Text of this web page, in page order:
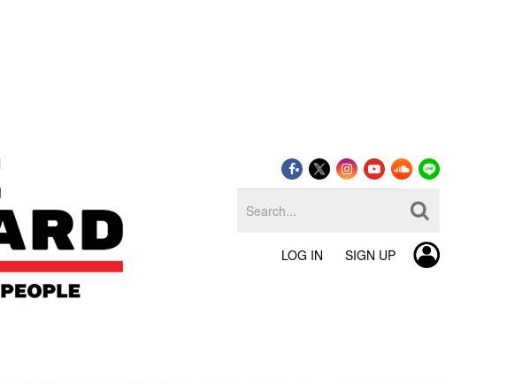
LOG IN SIGN UP